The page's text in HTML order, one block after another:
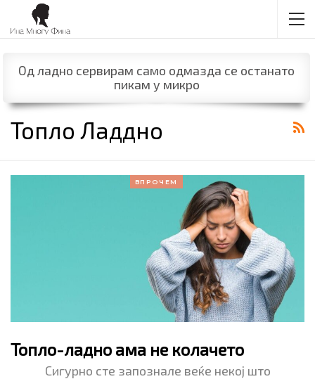
Од ладно сервирам само одмазда се останато
пикам у микро
Топло Ладдно
ВПРОЧЕМ
Топло-ладно ама не колачето
Сигурно сте запознале веќе некој што